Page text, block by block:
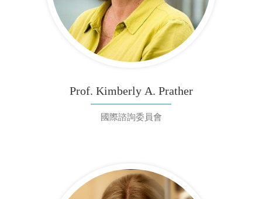
Prof. Kimberly A. Prather
國際諮詢委員會